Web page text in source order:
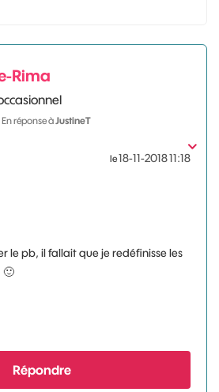
Rima
En réponse àJustineT
le‎18-11-201811:18
le pb, il fallait que je redéfinisse les
🙂
Répondre